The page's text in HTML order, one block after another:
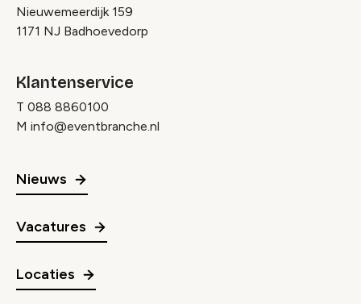
Nieuwemeerdijk 159
1171 NJ Badhoevedorp
Klantenservice
T 088 8860100
M info@eventbranche.nl
Nieuws
Vacatures
Locaties